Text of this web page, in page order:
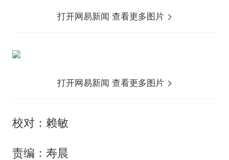
打开网易新闻 查看更多图片
打开网易新闻 查看更多图片
校对：赖敏
责编：寿晨